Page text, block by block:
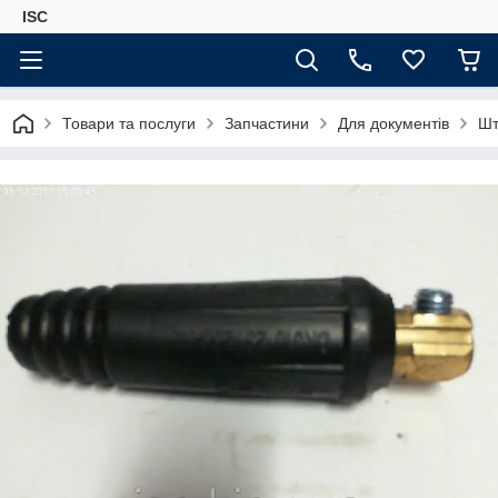
ISC
Товари та послуги Запчастини Для документів